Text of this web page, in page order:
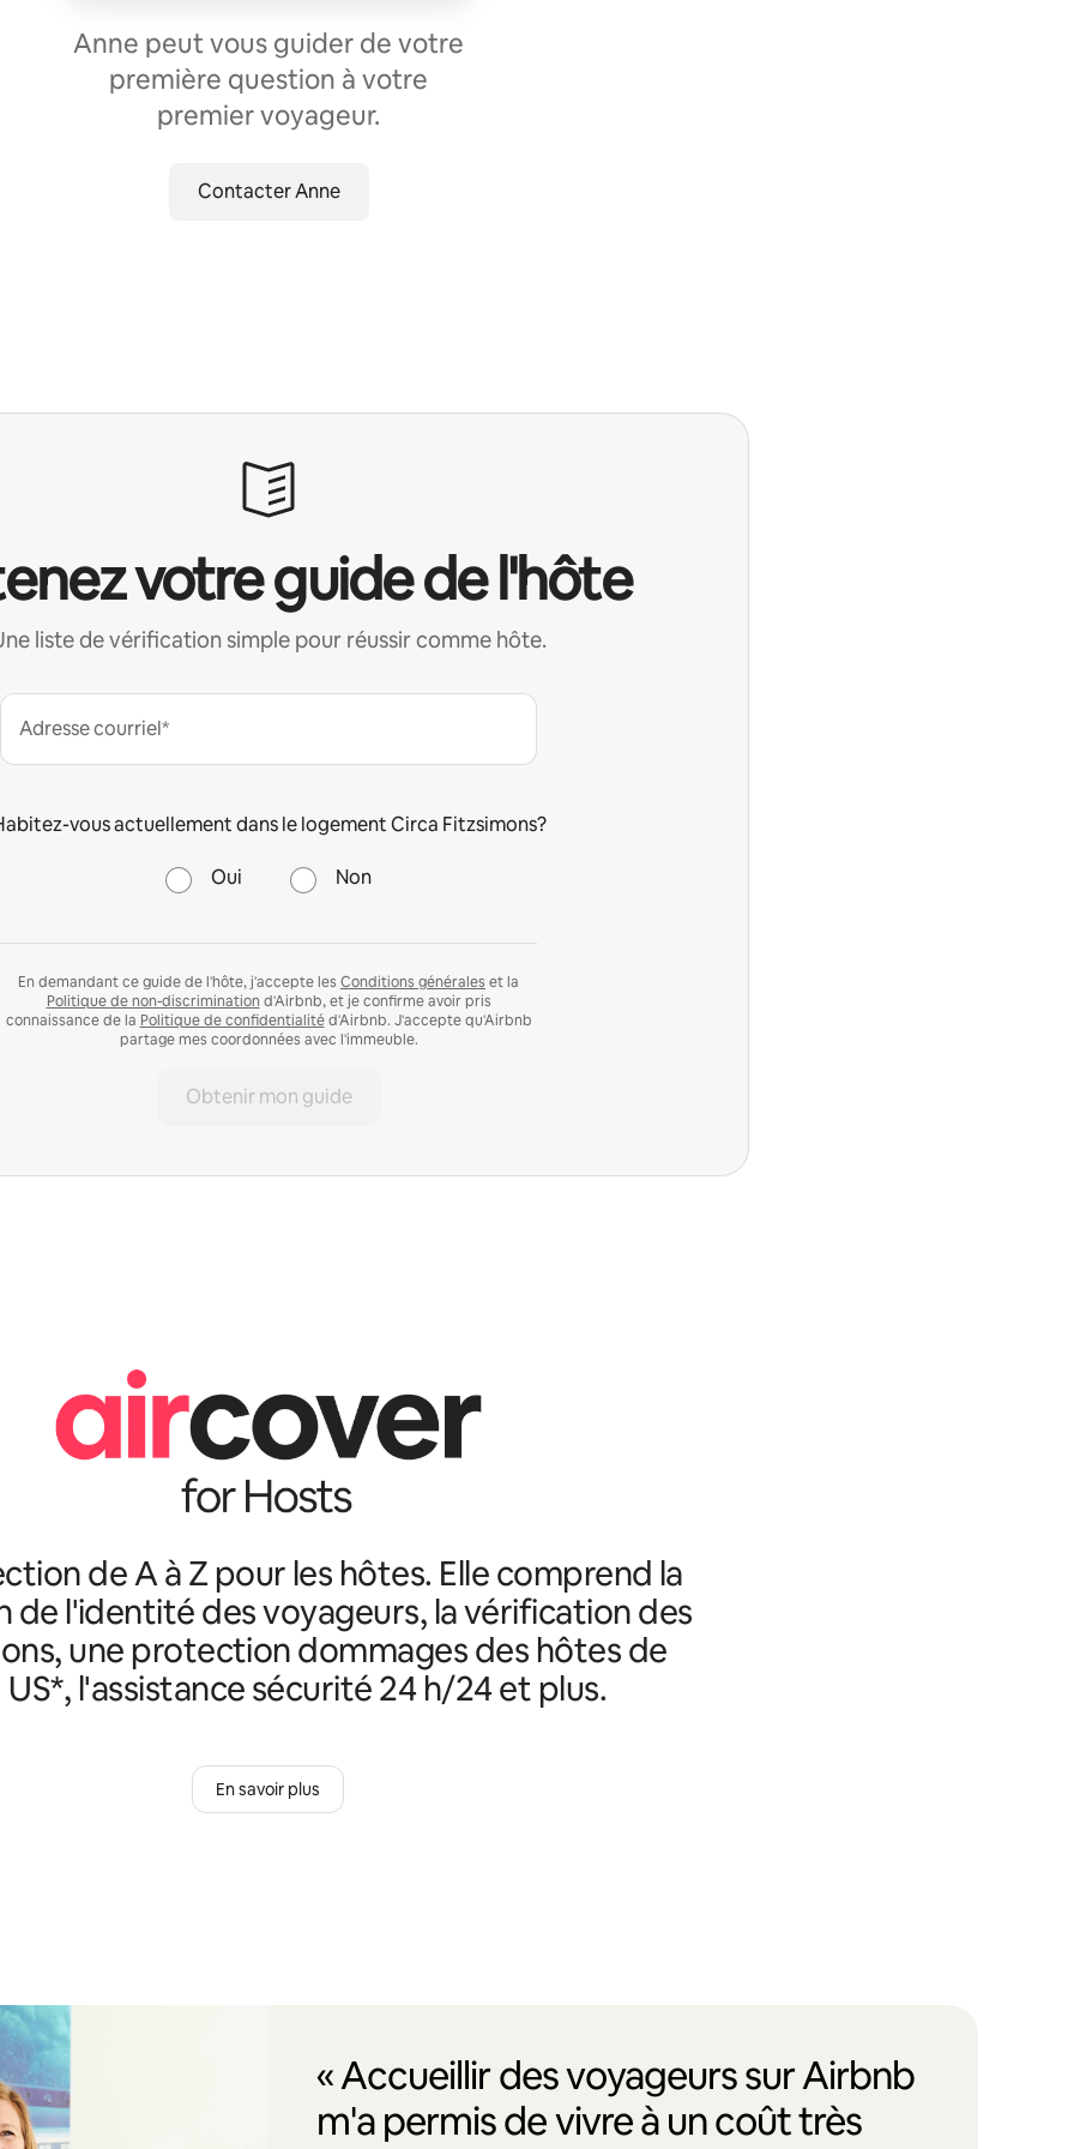
Anne peut vous guider de votre
première question à votre
premier voyageur.
Contacter Anne
votre guide de l'hôte
liste de vérification simple pour réussir comme hôte.
Adresse courriel*
vous actuellement dans le logement Circa Fitzsimons?
Oui Non
En demandant ce guide de l'hôte, j'accepte les Conditions générales et la
Politique de non-discrimination d'Airbnb, et je confirme avoir pris
connaissance de la Politique de confidentialitéd'Airbnb. J'accepte qu'Airbnb
partage mes coordonnées avec l'immeuble.
Obtenir mon guide
de A à Z pour les hôtes. Elle comprend la
de l'identité des voyageurs, la vérification des
une protection dommages des hôtes de
US*, l'assistance sécurité 24 h/24 et plus.
En savoir plus
« Accueillir des voyageurs sur Airbnb
m'a permis de vivre à un coût très